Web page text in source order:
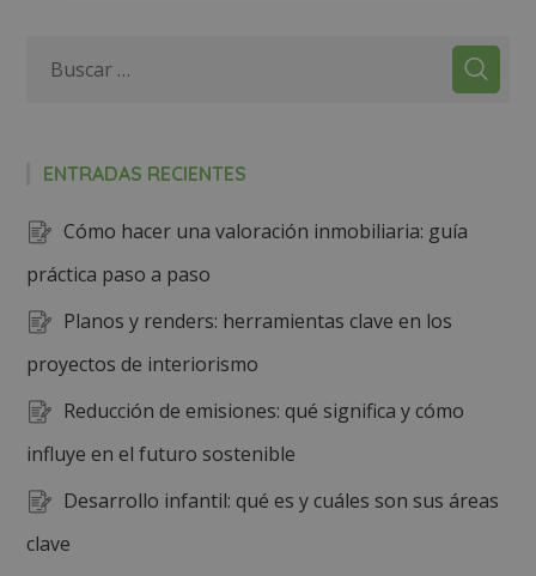
ENTRADAS RECIENTES
Cómo hacer una valoración inmobiliaria: guía
práctica paso a paso
Planos y renders: herramientas clave en los
proyectos de interiorismo
Reducción de emisiones: qué significa y cómo
influye en el futuro sostenible
Desarrollo infantil: qué es y cuáles son sus áreas
clave